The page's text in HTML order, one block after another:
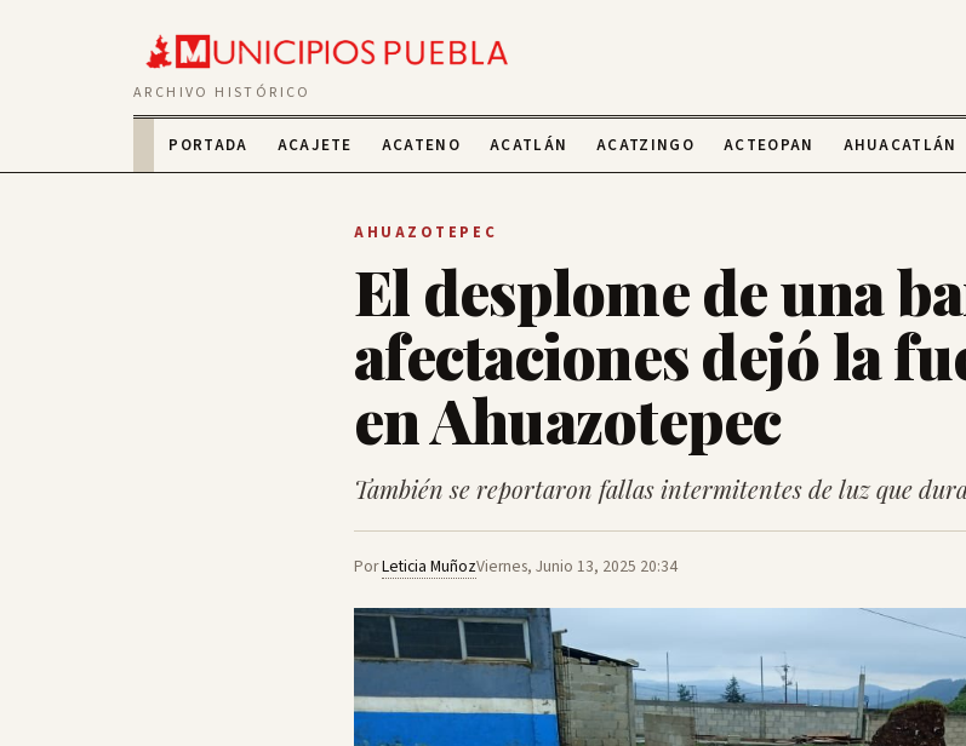
ARCHIVO HISTÓRICO
PORTADA ACAJETE ACATENO ACATLÁN ACATZINGO ACTEOPAN AHUACATLÁN
AHUAZOTEPEC
El desplome de una
afectaciones dejó la
en Ahuazotepec
También se reportaron fallas intermitentes de luz que
PorLeticia MuñozViernes, Junio 13, 2025 20:34